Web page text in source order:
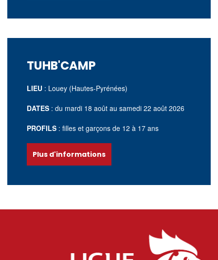
TUHB'CAMP
LIEU : Louey (Hautes-Pyrénées)
DATES : du mardi 18 août au samedi 22 août 2026
PROFILS : filles et garçons de 12 à 17 ans
Plus d'informations